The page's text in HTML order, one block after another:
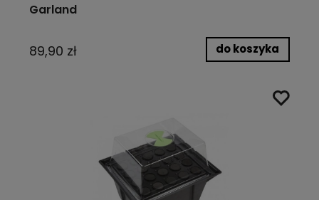
Garland
89,90 zł do koszyka